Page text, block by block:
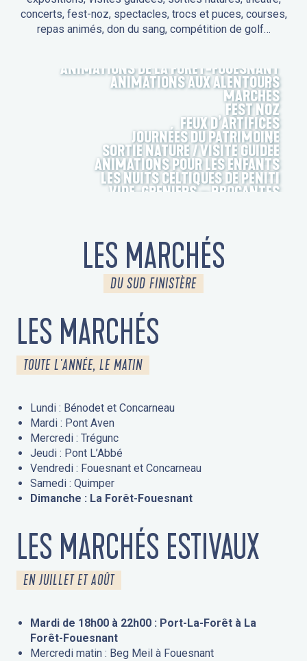
concerts, fest-noz, spectacles, trocs et puces, courses,
repas animés, don du sang, compétition de golf…
ANIMATIONS DE LA FORÊT-FOUESNANT
ANIMATIONS AUX ALENTOURS
MARCHÉS
FEST NOZ
FEUX D’ARTIFICES
JOURNÉES DU PATRIMOINE
SORTIE NATURE / VISITE GUIDÉE
ANIMATIONS POUR LES ENFANTS
LES NUITS CELTIQUES DE PENITI
VIDE-GRENIERS – BROCANTES
LES MARCHÉS
DU SUD FINISTÈRE
LES MARCHÉS
TOUTE L'ANNÉE, LE MATIN
Lundi : Bénodet et Concarneau
Mardi : Pont Aven
Mercredi : Trégunc
Jeudi : Pont L’Abbé
Vendredi : Fouesnant et Concarneau
Samedi : Quimper
Dimanche : La Forêt-Fouesnant
LES MARCHÉS ESTIVAUX
EN JUILLET ET AOÛT
Mardi de 18h00 à 22h00 : Port-La-Forêt à La
Forêt-Fouesnant
Mercredi matin : Beg Meil à Fouesnant